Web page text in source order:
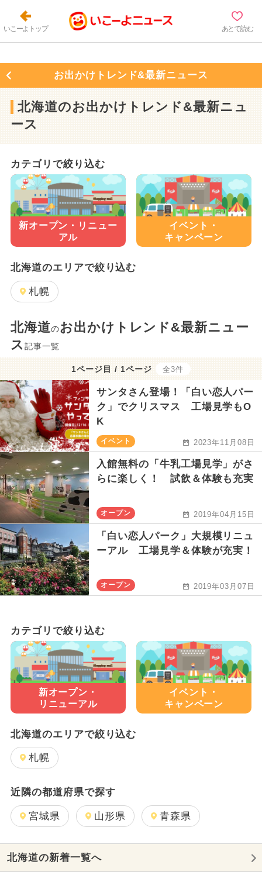
いこーよトップ あとで読む
お出かけトレンド&最新ニュース
北海道のお出かけトレンド&最新ニュ
ース
カテゴリで絞り込む
新オープン・ リニュー
アル
イベント・
キャンペーン
北海道のエリアで絞り込む
札幌
北海道のお出かけトレンド&最新ニュー
ス 記事一覧
1ページ目 / 1ページ 全3件
サンタさん登場！「白い恋人パー
ク」でクリスマス 工場見学もO
K
イベント 2023年11月08日
入館無料の「牛乳工場見学」がさ
らに楽しく！ 試飲＆体験も充実
オープン 2019年04月15日
「白い恋人パーク」大規模リニュ
ーアル 工場見学＆体験が充実！
オープン 2019年03月07日
カテゴリで絞り込む
新オープン・
リニューアル
イベント・
キャンペーン
北海道のエリアで絞り込む
札幌
近隣の都道府県で探す
宮城県 山形県 青森県
北海道の新着一覧へ